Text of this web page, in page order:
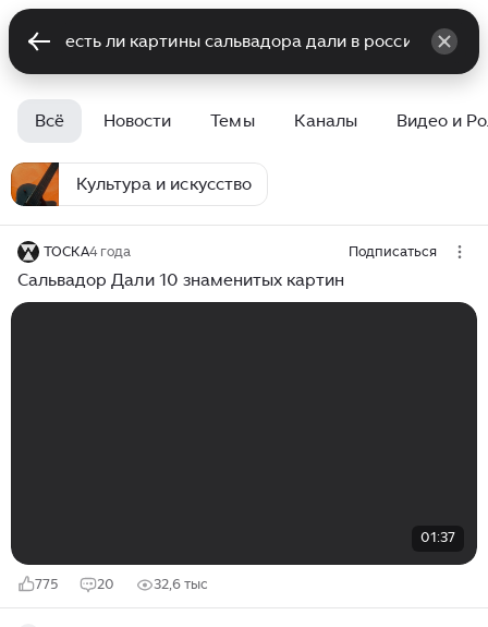
Всё Новости Темы Каналы Видео и
Культура и искусство
ТОСКА4 года Подписаться
Сальвадор Дали 10 знаменитых картин
01:37
775 20 32,6 тыс